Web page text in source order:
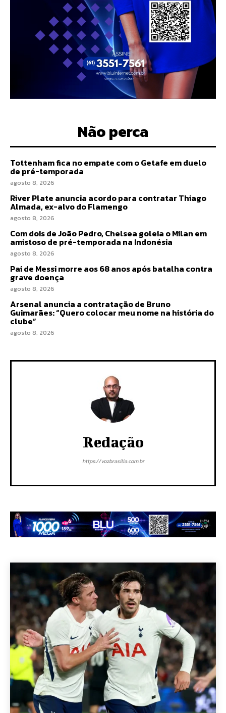
Não perca
Tottenham fica no empate com o Getafe em duelo
de pré-temporada
agosto 8, 2026
River Plate anuncia acordo para contratar Thiago
Almada, ex-alvo do Flamengo
agosto 8, 2026
Com dois de João Pedro, Chelsea goleia o Milan em
amistoso de pré-temporada na Indonésia
agosto 8, 2026
Pai de Messi morre aos 68 anos após batalha contra
grave doença
agosto 8, 2026
Arsenal anuncia a contratação de Bruno
Guimarães: “Quero colocar meu nome na história do
clube”
agosto 8, 2026
Redação
https://vozbrasilia.com.br